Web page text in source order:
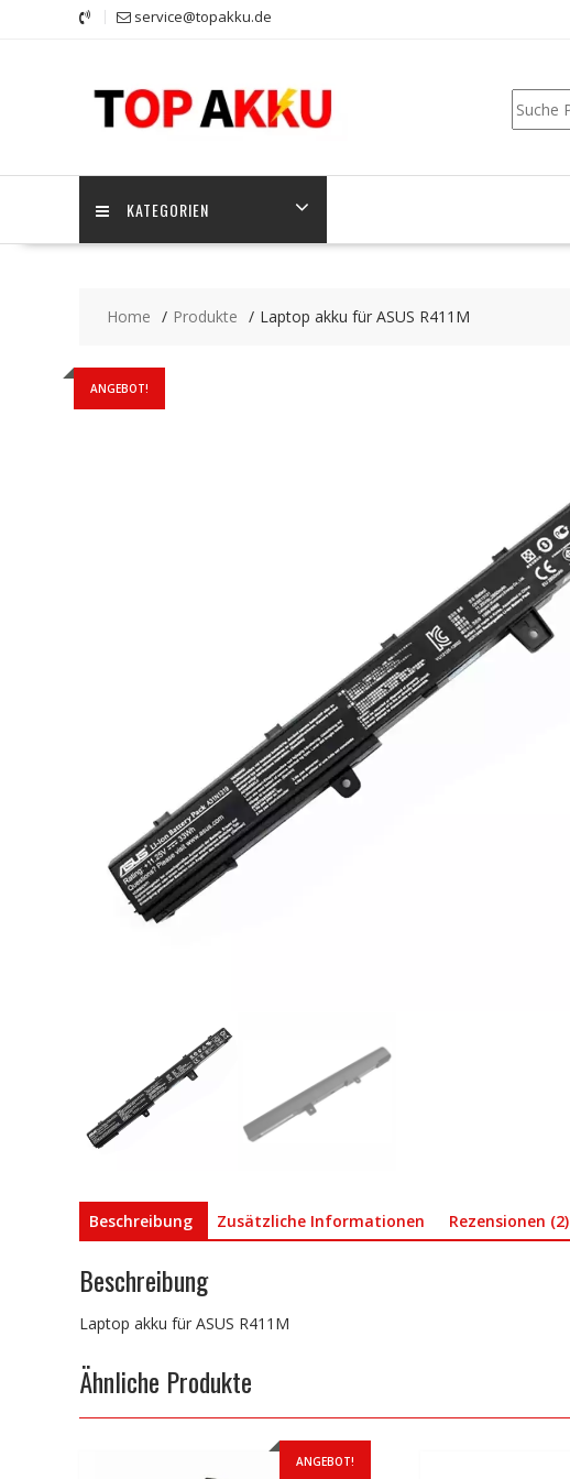
service@topakku.de
Suchen
KATEGORIEN
Home Produkte Laptop akku für ASUS R411M
ANGEBOT!
Beschreibung Zusätzliche Informationen Rezensionen (2)
Beschreibung
Laptop akku für ASUS R411M
Ähnliche Produkte
ANGEBOT!